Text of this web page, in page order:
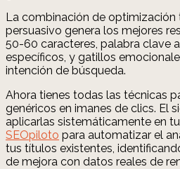
La combinación de
persuasivo genera los mejores
50-60 caracteres, palabra clave
específicos, y gatillos
intención de búsqueda.
Ahora tienes todas las técnicas
genéricos en imanes de clics. El
aplicarlas sistemáticamente en
SEOpiloto para automatizar el
tus títulos existentes,
de mejora con datos reales de